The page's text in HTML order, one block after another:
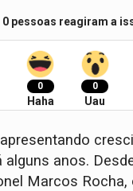
0 pessoas reagiram a
0
Haha
0
Uau
alguns anos.
Marcos Rocha,